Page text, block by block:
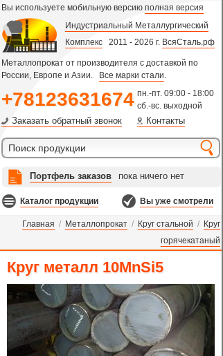
Вы используете мобильную версию полная версия
Индустриальный Металлургический
Комплекс 2011 - 2026 г. ВсяСталь.рф
Металлопрокат от производителя с доставкой по
России, Европе и Азии.
Все марки стали.
+78123631674 пн.-пт. 09:00 - 18:00
сб.-вс. выходной
Заказать обратный звонок Контакты
Портфель заказов пока ничего нет
Каталог продукции Вы уже смотрели
Главная / Металлопрокат / Круг стальной / Круг
горячекатаный
Круг металл 10MnSi5